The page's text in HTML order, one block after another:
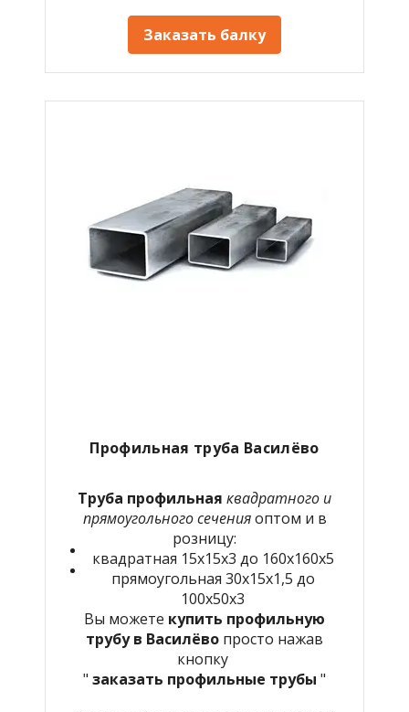
Заказать балку
Профильная труба Василёво
Труба профильная квадратного и
прямоугольного сеченияоптом и в
розницу:
квадратная 15х15х3 до 160х160х5
прямоугольная 30х15х1,5 до
100х50х3
Вы можете купить профильную
трубу в Василёво просто нажав
кнопку
" заказать профильные трубы "